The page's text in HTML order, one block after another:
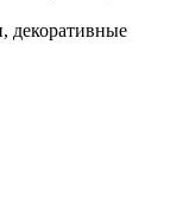
декоративные